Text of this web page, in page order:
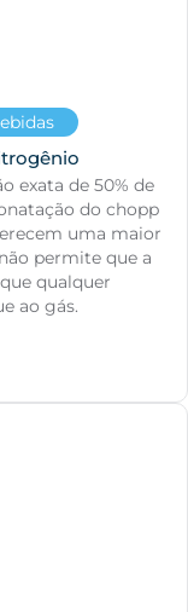
exata de 50% de
do chopp
uma maior
permite que a
qualquer
ao gás.